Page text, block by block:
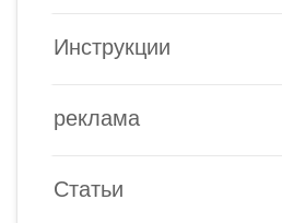
Инструкции
реклама
Статьи